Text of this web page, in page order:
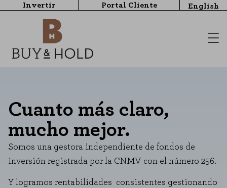
Invertir Portal Cliente English
Cuanto más claro,
mucho mejor.
Somos una gestora independiente de fondos de
inversión registrada por la CNMV con el número 256.
Y logramos rentabilidades consistentes gestionando